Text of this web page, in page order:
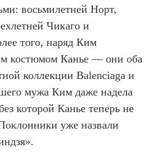
восьмилетней Норт,
Чикаго и
того, наряд Ким
костюмом Канье — они оба
коллекции Balenciaga и
мужа Ким даже надела
которой Канье теперь не
уже назвали